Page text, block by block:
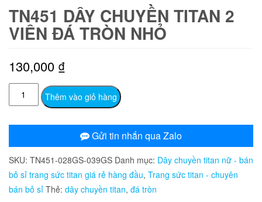
TN451 DÂY CHUYỀN TITAN 2
VIÊN ĐÁ TRÒN NHỎ
130,000 ₫
TN451
Dây
2
viên
đá
tròn
Thêm vào giỏ hàng
Gửi tin nhắn qua Zalo
SKU: TN451-028GS-039GS Danh mục: Dây chuyền titan nữ - bán
bỏ sỉ trang sức titan giá rẻ hàng đầu, Trang sức titan - chuyên
bán bỏ sỉ Thẻ: dây chuyền titan, đá tròn